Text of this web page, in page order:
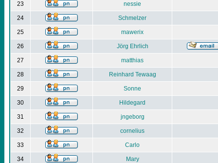
23 nessie
24 Schmelzer
25 mawerix
26 Jörg Ehrlich
27 matthias
28 Reinhard Tewaag
29 Sonne
30 Hildegard
31 jngeborg
32 cornelius
33 Carlo
34 Mary